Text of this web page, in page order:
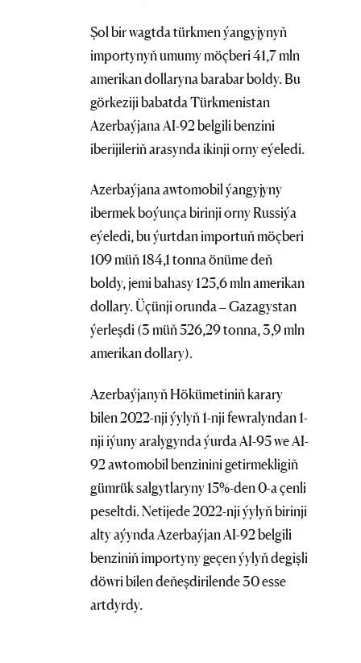
Şol bir wagtda türkmen ýangyjynyň
importynyň umumy möçberi 41,7 mln
amerikan dollaryna barabar boldy. Bu
görkeziji babatda Türkmenistan
Azerbaýjana AI-92 belgili benzini
iberijileriň arasynda ikinji orny eýeledi.
Azerbaýjana awtomobil ýangyjyny
ibermek boýunça birinji orny Russiýa
eýeledi, bu ýurtdan importuň möçberi
109 müň 184,1 tonna önüme deň
boldy, jemi bahasy 125,6 mln amerikan
dollary. Üçünji orunda – Gazagystan
ýerleşdi (3 müň 526,29 tonna, 3,9 mln
amerikan dollary).
Azerbaýjanyň Hökümetiniň karary
bilen 2022-nji ýylyň 1-nji fewralyndan 1-
nji iýuny aralygynda ýurda AI-95 we AI-
92 awtomobil benzinini getirmekligiň
gümrük salgytlaryny 15%-den 0-a çenli
peseltdi. Netijede 2022-nji ýylyň birinji
alty aýynda Azerbaýjan AI-92 belgili
benziniň importyny geçen ýylyň degişli
döwri bilen deňeşdirilende 30 esse
artdyrdy.